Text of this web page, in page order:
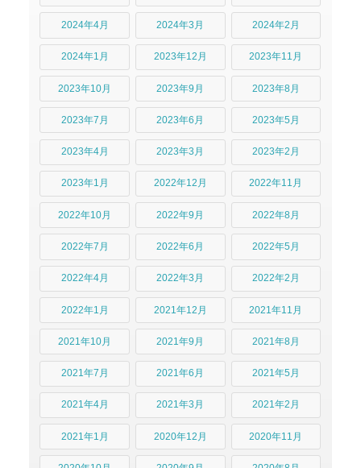
2024年4月 2024年3月 2024年2月
2024年1月 2023年12月 2023年11月
2023年10月 2023年9月 2023年8月
2023年7月 2023年6月 2023年5月
2023年4月 2023年3月 2023年2月
2023年1月 2022年12月 2022年11月
2022年10月 2022年9月 2022年8月
2022年7月 2022年6月 2022年5月
2022年4月 2022年3月 2022年2月
2022年1月 2021年12月 2021年11月
2021年10月 2021年9月 2021年8月
2021年7月 2021年6月 2021年5月
2021年4月 2021年3月 2021年2月
2021年1月 2020年12月 2020年11月